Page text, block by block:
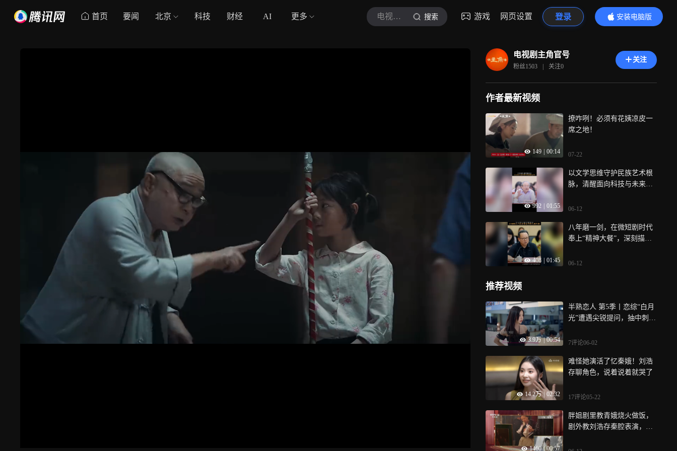
首页 要闻 北京 科技 财经 AI 更多 电视剧主角官号 搜索 游戏 网页设置 登录
安装电脑版
内容更精彩
电视剧主角官号
粉丝1503 | 关注0
关注
作者最新视频
149 00:14
撩咋咧！必须有花姨凉皮一
席之地！
07-22
992 01:55
以文学思维守护民族艺术根
脉，清醒面向科技与未来的
06-12
408 01:45
八年磨一剑，在微短剧时代
奉上“精神大餐”，深刻描摹
06-12
推荐视频
3.9万 | 00:54
半熟恋人 第5季丨恋综“白月
光”遭遇尖锐提问，抽中刺激
7评论06-02
14.2万 02:32
难怪她演活了忆秦娥！刘浩
存聊角色，说着说着就哭了
17评论05-22
1460 00:57
胖姐剧里教青娥烧火做饭，
剧外教刘浩存秦腔表演，两